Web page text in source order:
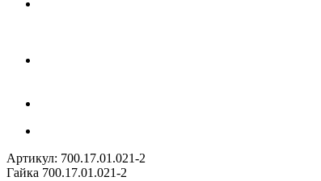
Артикул: 700.17.01.021-2
Гайка 700.17.01.021-2